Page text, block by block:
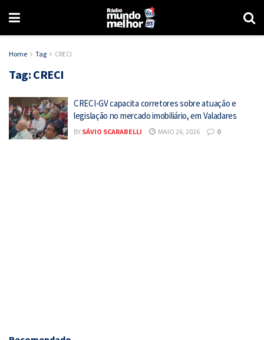
Home Tag CRECI
Tag: CRECI
CRECI-GV capacita corretores sobre atuação e
legislação no mercado imobiliário, em Valadares
BY SÁVIO SCARABELLI MAIO 26, 2026 0